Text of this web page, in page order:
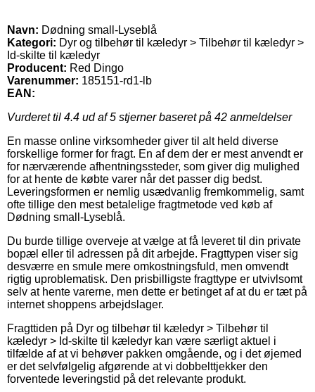
Navn: Dødning small-Lyseblå
Kategori: Dyr og tilbehør til kæledyr > Tilbehør til kæledyr >
Id-skilte til kæledyr
Producent: Red Dingo
Varenummer: 185151-rd1-lb
EAN:
Vurderet til 4.4 ud af 5 stjerner baseret på 42 anmeldelser
En masse online virksomheder giver til alt held diverse
forskellige former for fragt. En af dem der er mest anvendt er
for nærværende afhentningssteder, som giver dig mulighed
for at hente de købte varer når det passer dig bedst.
Leveringsformen er nemlig usædvanlig fremkommelig, samt
ofte tillige den mest betalelige fragtmetode ved køb af
Dødning small-Lyseblå.
Du burde tillige overveje at vælge at få leveret til din private
bopæl eller til adressen på dit arbejde. Fragttypen viser sig
desværre en smule mere omkostningsfuld, men omvendt
rigtig uproblematisk. Den prisbilligste fragttype er utvivlsomt
selv at hente varerne, men dette er betinget af at du er tæt på
internet shoppens arbejdslager.
Fragttiden på Dyr og tilbehør til kæledyr > Tilbehør til
kæledyr > Id-skilte til kæledyr kan være særligt aktuel i
tilfælde af at vi behøver pakken omgående, og i det øjemed
er det selvfølgelig afgørende at vi dobbelttjekker den
forventede leveringstid på det relevante produkt.